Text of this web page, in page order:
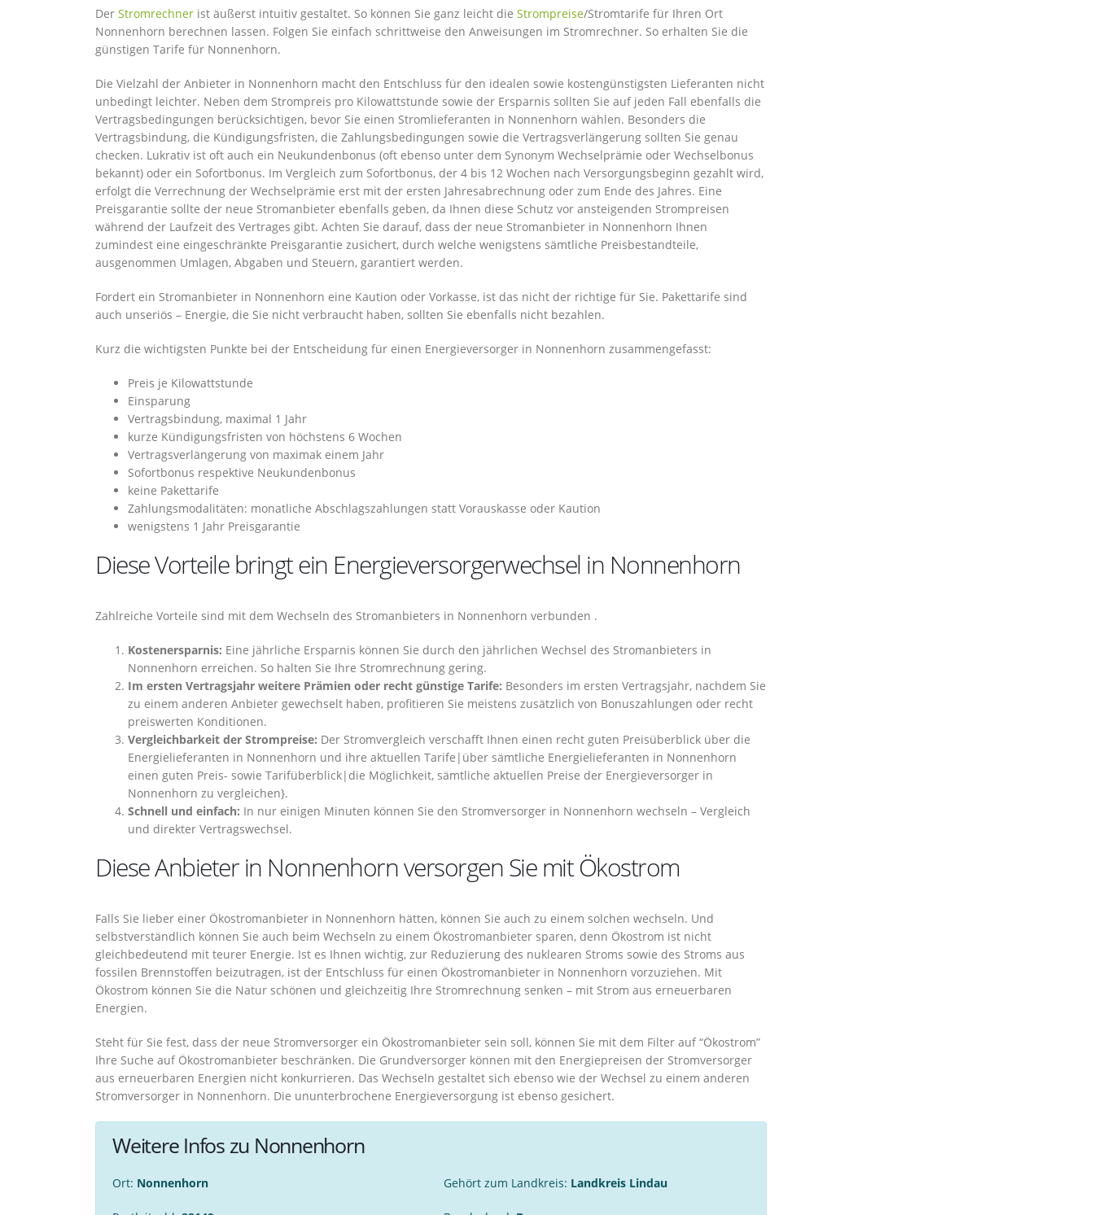
Der Stromrechner ist äußerst intuitiv gestaltet. So können Sie ganz leicht die Strompreise/Stromtarife für Ihren Ort
Nonnenhorn berechnen lassen. Folgen Sie einfach schrittweise den Anweisungen im Stromrechner. So erhalten Sie die
günstigen Tarife für Nonnenhorn.
Die Vielzahl der Anbieter in Nonnenhorn macht den Entschluss für den idealen sowie kostengünstigsten Lieferanten nicht
unbedingt leichter. Neben dem Strompreis pro Kilowattstunde sowie der Ersparnis sollten Sie auf jeden Fall ebenfalls die
Vertragsbedingungen berücksichtigen, bevor Sie einen Stromlieferanten in Nonnenhorn wählen. Besonders die
Vertragsbindung, die Kündigungsfristen, die Zahlungsbedingungen sowie die Vertragsverlängerung sollten Sie genau
checken. Lukrativ ist oft auch ein Neukundenbonus (oft ebenso unter dem Synonym Wechselprämie oder Wechselbonus
bekannt) oder ein Sofortbonus. Im Vergleich zum Sofortbonus, der 4 bis 12 Wochen nach Versorgungsbeginn gezahlt wird,
erfolgt die Verrechnung der Wechselprämie erst mit der ersten Jahresabrechnung oder zum Ende des Jahres. Eine
Preisgarantie sollte der neue Stromanbieter ebenfalls geben, da Ihnen diese Schutz vor ansteigenden Strompreisen
während der Laufzeit des Vertrages gibt. Achten Sie darauf, dass der neue Stromanbieter in Nonnenhorn Ihnen
zumindest eine eingeschränkte Preisgarantie zusichert, durch welche wenigstens sämtliche Preisbestandteile,
ausgenommen Umlagen, Abgaben und Steuern, garantiert werden.
Fordert ein Stromanbieter in Nonnenhorn eine Kaution oder Vorkasse, ist das nicht der richtige für Sie. Pakettarife sind
auch unseriös – Energie, die Sie nicht verbraucht haben, sollten Sie ebenfalls nicht bezahlen.
Kurz die wichtigsten Punkte bei der Entscheidung für einen Energieversorger in Nonnenhorn zusammengefasst:
Preis je Kilowattstunde
Einsparung
Vertragsbindung, maximal 1 Jahr
kurze Kündigungsfristen von höchstens 6 Wochen
Vertragsverlängerung von maximak einem Jahr
Sofortbonus respektive Neukundenbonus
keine Pakettarife
Zahlungsmodalitäten: monatliche Abschlagszahlungen statt Vorauskasse oder Kaution
wenigstens 1 Jahr Preisgarantie
Diese Vorteile bringt ein Energieversorgerwechsel in Nonnenhorn
Zahlreiche Vorteile sind mit dem Wechseln des Stromanbieters in Nonnenhorn verbunden .
Kostenersparnis: Eine jährliche Ersparnis können Sie durch den jährlichen Wechsel des Stromanbieters in
Nonnenhorn erreichen. So halten Sie Ihre Stromrechnung gering.
Im ersten Vertragsjahr weitere Prämien oder recht günstige Tarife: Besonders im ersten Vertragsjahr, nachdem Sie
zu einem anderen Anbieter gewechselt haben, profitieren Sie meistens zusätzlich von Bonuszahlungen oder recht
preiswerten Konditionen.
Vergleichbarkeit der Strompreise: Der Stromvergleich verschafft Ihnen einen recht guten Preisüberblick über die
Energielieferanten in Nonnenhorn und ihre aktuellen Tarife|über sämtliche Energielieferanten in Nonnenhorn
einen guten Preis- sowie Tarifüberblick|die Möglichkeit, sämtliche aktuellen Preise der Energieversorger in
Nonnenhorn zu vergleichen}.
Schnell und einfach: In nur einigen Minuten können Sie den Stromversorger in Nonnenhorn wechseln – Vergleich
und direkter Vertragswechsel.
Diese Anbieter in Nonnenhorn versorgen Sie mit Ökostrom
Falls Sie lieber einer Ökostromanbieter in Nonnenhorn hätten, können Sie auch zu einem solchen wechseln. Und
selbstverständlich können Sie auch beim Wechseln zu einem Ökostromanbieter sparen, denn Ökostrom ist nicht
gleichbedeutend mit teurer Energie. Ist es Ihnen wichtig, zur Reduzierung des nuklearen Stroms sowie des Stroms aus
fossilen Brennstoffen beizutragen, ist der Entschluss für einen Ökostromanbieter in Nonnenhorn vorzuziehen. Mit
Ökostrom können Sie die Natur schönen und gleichzeitig Ihre Stromrechnung senken – mit Strom aus erneuerbaren
Energien.
Steht für Sie fest, dass der neue Stromversorger ein Ökostromanbieter sein soll, können Sie mit dem Filter auf “Ökostrom”
Ihre Suche auf Ökostromanbieter beschränken. Die Grundversorger können mit den Energiepreisen der Stromversorger
aus erneuerbaren Energien nicht konkurrieren. Das Wechseln gestaltet sich ebenso wie der Wechsel zu einem anderen
Stromversorger in Nonnenhorn. Die ununterbrochene Energieversorgung ist ebenso gesichert.
Weitere Infos zu Nonnenhorn
Ort: Nonnenhorn Gehört zum Landkreis: Landkreis Lindau